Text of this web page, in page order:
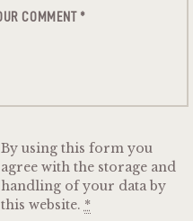
By using this form you
agree with the storage and
handling of your data by
this website. *